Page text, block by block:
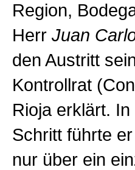
Region,
Herr Juan
den Austritt
Kontrollrat
Rioja erklärt.
Schritt führte
nur über ein